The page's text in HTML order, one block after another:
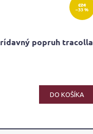
€24
–33 %
popruh tracolla
DO KOŠÍKA